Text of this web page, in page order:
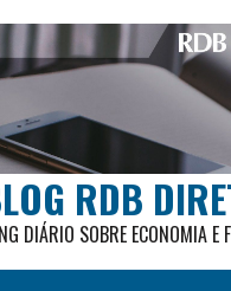
RDB
DIÁRIO SOBRE ECONOMIA E